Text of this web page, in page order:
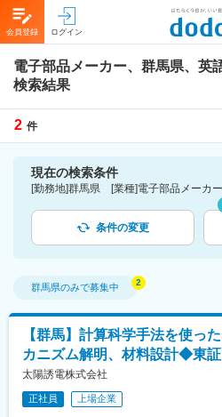
会員登録 ログイン
電子部品メーカー、群馬県、英
検索結果
2 件
現在の検索条件
条件の変更
群馬県のみで募集中
【群馬】計算科学手法を使っ
カニズム解明、材料設計◆東
太陽誘電株式会社
正社員 上場企業